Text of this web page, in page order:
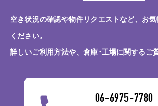
空き状況の確認や物件リクエストなど、お
ください。
詳しいご利用方法や、倉庫･工場に関するご
06-6975-7780